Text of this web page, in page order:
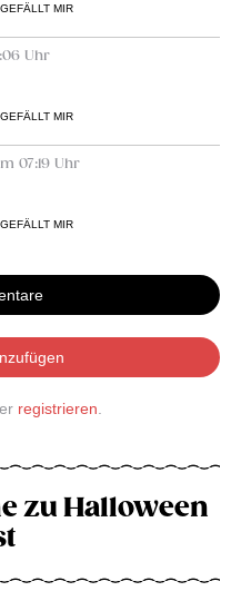
GEFÄLLT MIR
Uhr
GEFÄLLT MIR
07:19 Uhr
GEFÄLLT MIR
registrieren
zu Halloween